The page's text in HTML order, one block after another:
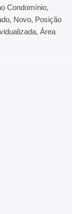
Condomínio,
Novo, Posição
Área